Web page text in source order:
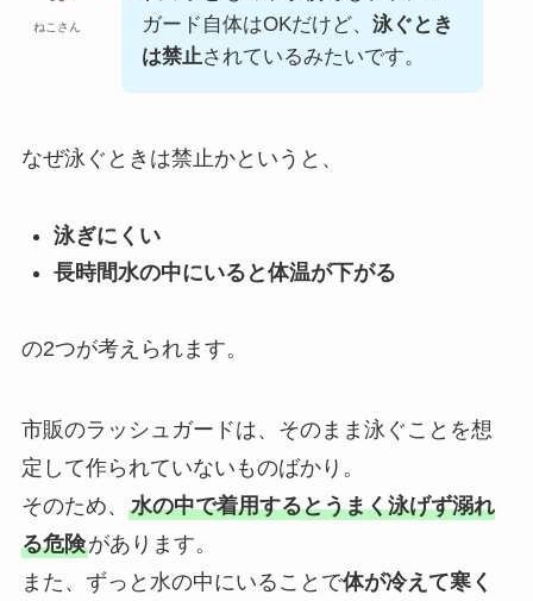
ねこさん
ガード自体はOKだけど、 泳ぐとき
は禁止されているみたいです。
なぜ泳ぐときは禁止かというと、
泳ぎにくい
長時間水の中にいると体温が下がる
の2つが考えられます。
市販のラッシュガードは、そのまま泳ぐことを想
定して作られていないものばかり。
そのため、 水の中で着用するとうまく泳げず溺れ
る危険があります。
また、ずっと水の中にいることで体が冷えて寒く